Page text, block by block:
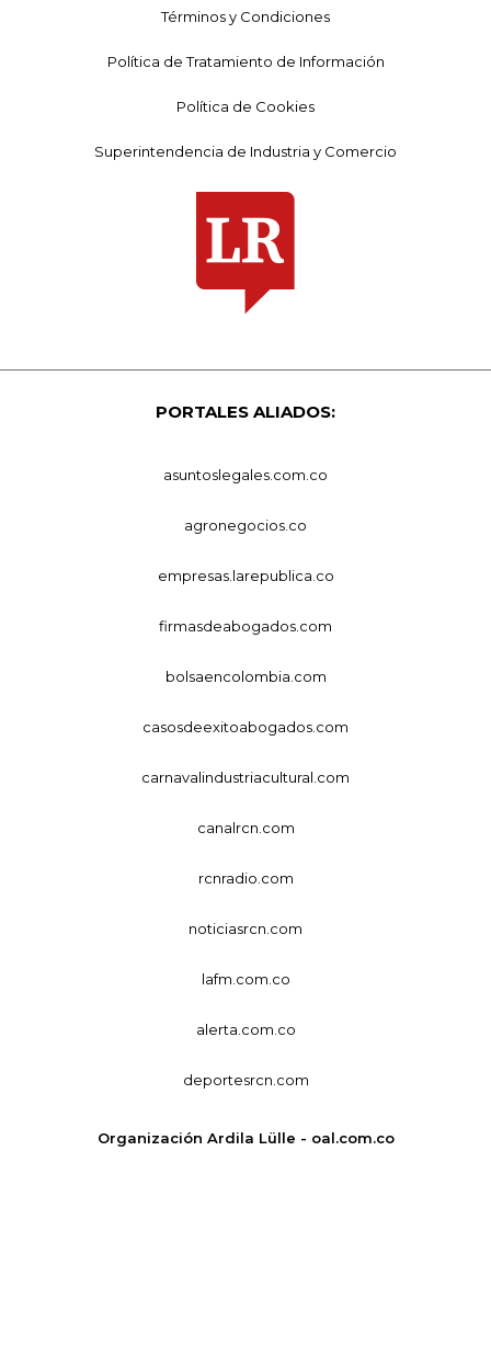
Términos y Condiciones
Política de Tratamiento de Información
Política de Cookies
Superintendencia de Industria y Comercio
PORTALES ALIADOS:
asuntoslegales.com.co
agronegocios.co
empresas.larepublica.co
firmasdeabogados.com
bolsaencolombia.com
casosdeexitoabogados.com
carnavalindustriacultural.com
canalrcn.com
rcnradio.com
noticiasrcn.com
lafm.com.co
alerta.com.co
deportesrcn.com
Organización Ardila Lülle - oal.com.co